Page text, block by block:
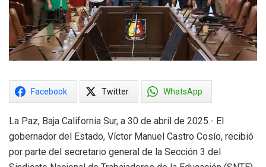
Facebook Twitter WhatsApp
La Paz, Baja California Sur, a 30 de abril de 2025.- El
gobernador del Estado, Víctor Manuel Castro Cosío, recibió
por parte del secretario general de la Sección 3 del